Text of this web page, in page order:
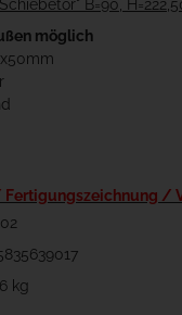
B=90,
möglich
/
kg